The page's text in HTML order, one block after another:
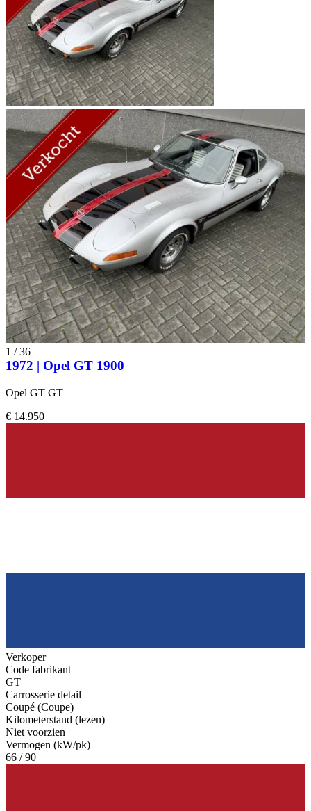
1 /36
1972 | Opel GT 1900
Opel GT GT
€ 14.950
Verkoper
Code fabrikant
GT
Carrosserie detail
Coupé (Coupe)
Kilometerstand (lezen)
Niet voorzien
Vermogen (kW/pk)
66 / 90